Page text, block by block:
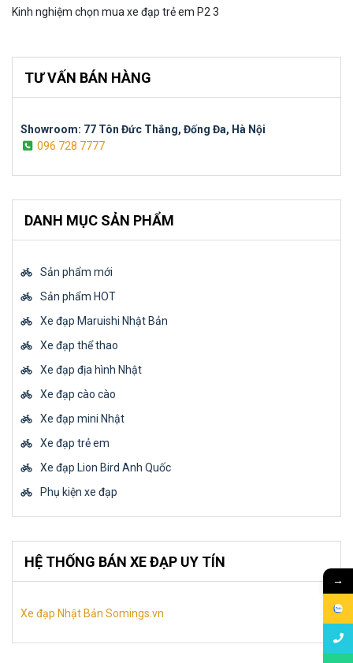
Kinh nghiệm chọn mua xe đạp trẻ em P2 3
TƯ VẤN BÁN HÀNG
Showroom: 77 Tôn Đức Thắng, Đống Đa, Hà Nội
096 728 7777
DANH MỤC SẢN PHẨM
Sản phẩm mới
Sản phẩm HOT
Xe đạp Maruishi Nhật Bản
Xe đạp thể thao
Xe đạp địa hình Nhật
Xe đạp cào cào
Xe đạp mini Nhật
Xe đạp trẻ em
Xe đạp Lion Bird Anh Quốc
Phụ kiện xe đạp
HỆ THỐNG BÁN XE ĐẠP UY TÍN
Xe đạp Nhật Bản Somings.vn
→